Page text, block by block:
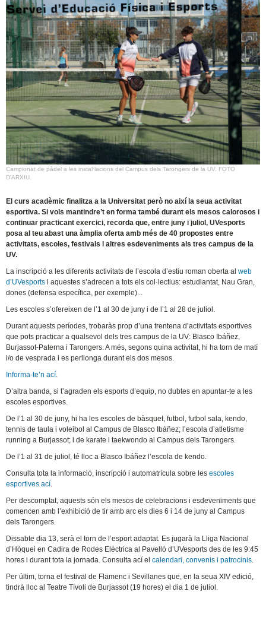
Campionat de pàdel a les instal·lacions del Campus dels Tarongers de la UV. FOTO
D'ARXIU.
El curs acadèmic finalitza a la Universitat però no així la seua activitat
esportiva. Si vols mantindre’t en forma també durant els mesos calorosos i
continuar practicant exercici, recorda que, entre juny i juliol, UVesports
posa al teu abast una àmplia oferta amb més de 40 propostes entre
activitats, escoles, festivals i altres esdeveniments als tres campus de la
UV.
La inscripció a les diferents activitats de l’escola d’estiu roman oberta alweb
d’UVesports i aquestes s’adrecen a tots els col·lectius: estudiantat, Nau Gran,
dones (defensa específica, per exemple)...
Les escoles s’ofereixen de l’1 al 30 de juny i de l’1 al 28 de juliol.
Durant aquests períodes, trobaràs prop d’una trentena d’activitats esportives
que pots practicar a qualsevol dels tres campus de la UV: Blasco Ibáñez,
Burjassot-Paterna i Tarongers. A més, segons quina activitat, hi ha torn de matí
i/o de vesprada i es perllonga durant els dos mesos.
Informa-te’n ací.
D’altra banda, si t’agraden els esports d’equip, no dubtes en apuntar-te a les
escoles esportives.
De l’1 al 30 de juny, hi ha les escoles de bàsquet, futbol, futbol sala, kendo,
tennis de taula i voleibol al Campus de Blasco Ibáñez; l’escola d’atletisme
running a Burjassot; i de karate i taekwondo al Campus dels Tarongers.
De l’1 al 31 de juliol, té lloc a Blasco Ibáñez l’escola de kendo.
Consulta tota la informació, inscripció i automatrícula sobre lesescoles
esportives ací
Per descomptat, aquests són els mesos de celebracions i esdeveniments que
comencen amb l’exhibició de tir amb arc els dies 6 i 14 de juny al Campus
dels Tarongers.
Dissabte dia 13, serà el torn de l’esport adaptat. Es jugarà la Lliga Nacional
d’Hòquei en Cadira de Rodes Elèctrica al Pavelló d’UVesports des de les 9:45
hores i durant tota la jornada. Consulta ací elcalendari, convenis i patrocinis
Per últim, torna el festival de Flamenc i Sevillanes que, en la seua XIV edició,
tindrà lloc al Teatre Tívoli de Burjassot (19 hores) el dia 1 de juliol.